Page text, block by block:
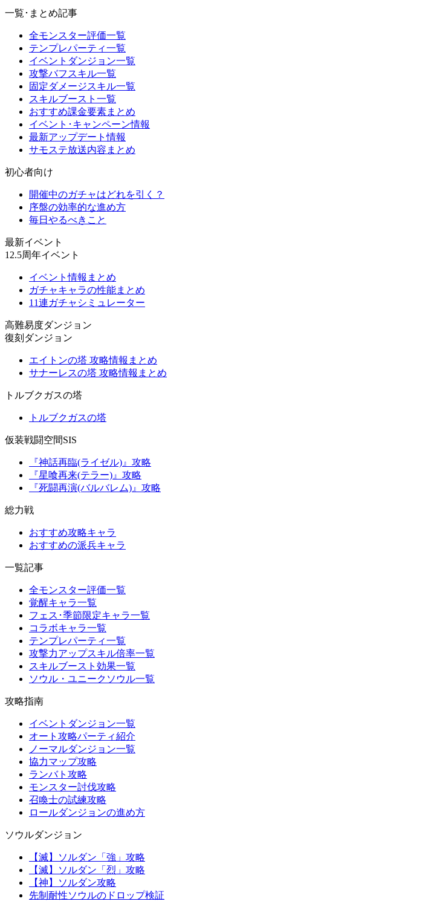
一覧･まとめ記事
全モンスター評価一覧
テンプレパーティ一覧
イベントダンジョン一覧
攻撃バフスキル一覧
固定ダメージスキル一覧
スキルブースト一覧
おすすめ課金要素まとめ
イベント･キャンペーン情報
最新アップデート情報
サモステ放送内容まとめ
初心者向け
開催中のガチャはどれを引く？
序盤の効率的な進め方
毎日やるべきこと
最新イベント
12.5周年イベント
イベント情報まとめ
ガチャキャラの性能まとめ
11連ガチャシミュレーター
高難易度ダンジョン
復刻ダンジョン
エイトンの塔 攻略情報まとめ
サナーレスの塔 攻略情報まとめ
トルブクガスの塔
トルブクガスの塔
仮装戦闘空間SIS
『神話再臨(ライゼル)』攻略
『星喰再来(テラー)』攻略
『死闘再演(バルバレム)』攻略
総力戦
おすすめ攻略キャラ
おすすめの派兵キャラ
一覧記事
全モンスター評価一覧
覚醒キャラ一覧
フェス･季節限定キャラ一覧
コラボキャラ一覧
テンプレパーティ一覧
攻撃力アップスキル倍率一覧
スキルブースト効果一覧
ソウル・ユニークソウル一覧
攻略指南
イベントダンジョン一覧
オート攻略パーティ紹介
ノーマルダンジョン一覧
協力マップ攻略
ランバト攻略
モンスター討伐攻略
召喚士の試練攻略
ロールダンジョンの進め方
ソウルダンジョン
【滅】ソルダン「強」攻略
【滅】ソルダン「烈」攻略
【神】ソルダン攻略
先制耐性ソウルのドロップ検証